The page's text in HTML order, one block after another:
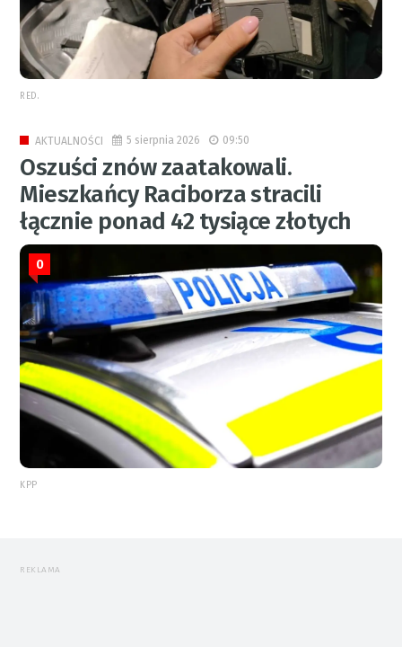
RED.
AKTUALNOŚCI 5 sierpnia 2026 09:50
Oszuści znów zaatakowali.
Mieszkańcy Raciborza stracili
łącznie ponad 42 tysiące złotych
0
KPP
REKLAMA